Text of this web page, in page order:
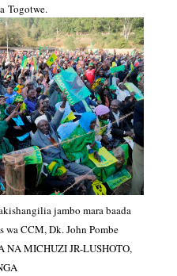
Togotwe.
jambo mara baada
wa CCM, Dk. John Pombe
MICHUZI JR-LUSHOTO,